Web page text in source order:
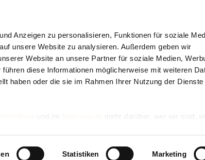
Anzeigen zu personalisieren, Funktionen für soziale
unsere Website zu analysieren. Außerdem geben wir
Website an unsere Partner für soziale Medien,
diese Informationen möglicherweise mit weiteren
haben oder die sie im Rahmen Ihrer Nutzung der Dienste
und im
mehr darüber, wer wir sind,
Statistiken Marketing